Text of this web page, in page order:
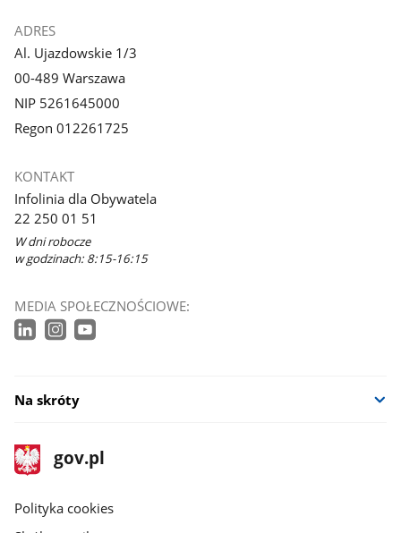
ADRES
Al. Ujazdowskie 1/3
00-489 Warszawa
NIP 5261645000
Regon 012261725
KONTAKT
Infolinia dla Obywatela
22 250 01 51
W dni robocze
w godzinach: 8:15-16:15
MEDIA SPOŁECZNOŚCIOWE:
Na skróty
stopka
gov.pl
Strona
gov.pl
gov.pl
Polityka cookies